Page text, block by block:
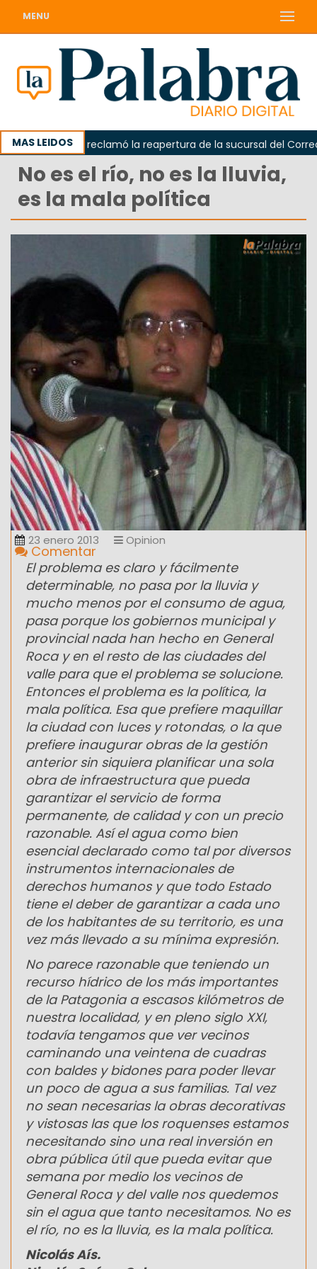
MENU
MAS LEIDOS
Odarda reclamó la reapertura de la sucursal del Correo
No es el río, no es la lluvia,
es la mala política
23 enero 2013 Opinion
Comentar
El problema es claro y fácilmente
determinable, no pasa por la lluvia y
mucho menos por el consumo de agua,
pasa porque los gobiernos municipal y
provincial nada han hecho en General
Roca y en el resto de las ciudades del
valle para que el problema se solucione.
Entonces el problema es la política, la
mala política. Esa que prefiere maquillar
la ciudad con luces y rotondas, o la que
prefiere inaugurar obras de la gestión
anterior sin siquiera planificar una sola
obra de infraestructura que pueda
garantizar el servicio de forma
permanente, de calidad y con un precio
razonable. Así el agua como bien
esencial declarado como tal por diversos
instrumentos internacionales de
derechos humanos y que todo Estado
tiene el deber de garantizar a cada uno
de los habitantes de su territorio, es una
vez más llevado a su mínima expresión.
No parece razonable que teniendo un
recurso hídrico de los más importantes
de la Patagonia a escasos kilómetros de
nuestra localidad, y en pleno siglo XXI,
todavía tengamos que ver vecinos
caminando una veintena de cuadras
con baldes y bidones para poder llevar
un poco de agua a sus familias. Tal vez
no sean necesarias la obras decorativas
y vistosas las que los roquenses estamos
necesitando sino una real inversión en
obra pública útil que pueda evitar que
semana por medio los vecinos de
General Roca y del valle nos quedemos
sin el agua que tanto necesitamos. No es
el río, no es la lluvia, es la mala política.
Nicolás Aís.